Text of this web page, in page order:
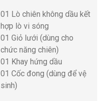
01 Lò chiên không dầu kết
hợp lò vi sóng
01 Giỏ lưới (dùng cho
chức năng chiên)
01 Khay hứng dầu
01 Cốc đong (dùng để vệ
sinh)